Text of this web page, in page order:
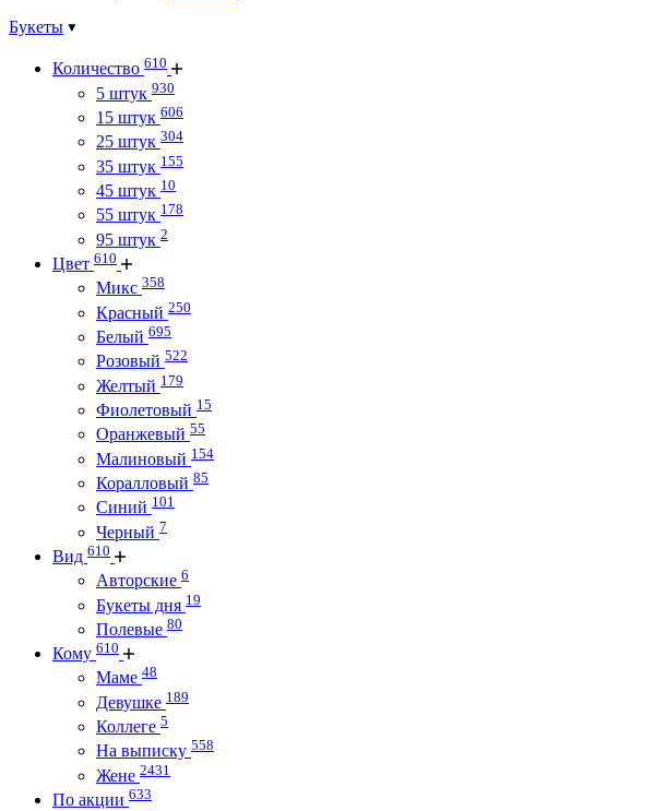
Букеты
Количество 610
5 штук 930
15 штук 606
25 штук 304
35 штук 155
45 штук 10
55 штук 178
95 штук 2
Цвет 610
Микс 358
Красный 250
Белый 695
Розовый 522
Желтый 179
Фиолетовый 15
Оранжевый 55
Малиновый 154
Коралловый 85
Синий 101
Черный 7
Вид 610
Авторские 6
Букеты дня 19
Полевые 80
Кому 610
Маме 48
Девушке 189
Коллеге 5
На выписку 558
Жене 2431
По акции 633